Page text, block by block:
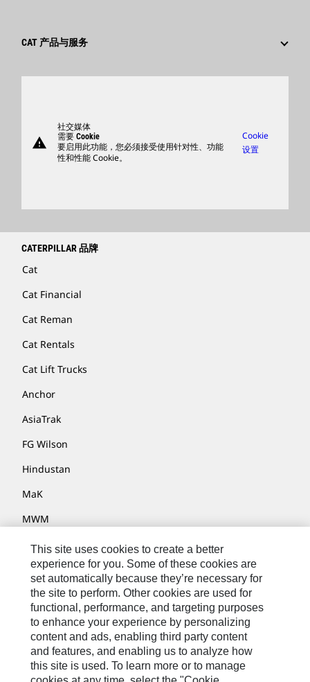
创新
搜索和申请
CAT 产品与服务
商品warning
社交媒体
需要 Cookie
要启用此功能，您必须接受使用针对性、功能
性和性能 Cookie。
Cookie
设置
CATERPILLAR 品牌
Cat
Cat Financial
Cat Reman
Cat Rentals
Cat Lift Trucks
Anchor
AsiaTrak
FG Wilson
Hindustan
MaK
MWM
Perkins
Progress Rail
SEM
Solar Turbines
SPM Oil & Gas
Turner Powertrain Systems
This site uses cookies to create a better
experience for you. Some of these cookies are
set automatically because they’re necessary for
the site to perform. Other cookies are used for
functional, performance, and targeting purposes
to enhance your experience by personalizing
content and ads, enabling third party content
and features, and enabling us to analyze how
this site is used. To learn more or to manage